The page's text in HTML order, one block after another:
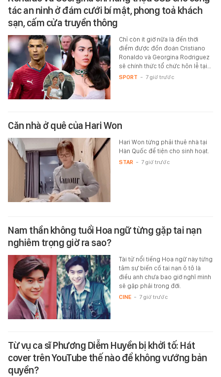
tác an ninh ở đám cưới bí mật, phong toả khách
sạn, cấm cửa truyền thông
Chỉ còn ít giờ nữa là đến thời
điểm được đồn đoán Cristiano
Ronaldo và Georgina Rodriguez
sẽ chính thức tổ chức hôn lễ tại…
SPORT - 7 giờ trước
Căn nhà ở quê của Hari Won
Hari Won từng phải thuê nhà tại
Hàn Quốc để tiện cho sinh hoạt.
STAR - 7 giờ trước
Nam thần không tuổi Hoa ngữ từng gặp tai nạn
nghiêm trọng giờ ra sao?
Tài tử nổi tiếng Hoa ngữ này từng
tâm sự biến cố tai nạn ô tô là
điều anh chưa bao giờ nghĩ mình
sẽ gặp phải trong đời.
CINE - 7 giờ trước
Từ vụ ca sĩ Phương Diễm Huyền bị khởi tố: Hát
cover trên YouTube thế nào để không vướng bản
quyền?